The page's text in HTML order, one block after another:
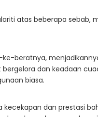
atas beberapa sebab,
beratnya,
dan keadaan
biasa.
dan prestasi